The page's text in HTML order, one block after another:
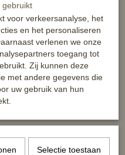
gebruikt
voor verkeersanalyse, het
en het personaliseren
verlenen we onze
toegang tot
Zij kunnen deze
met andere gegevens die
uw gebruik van hun
Selectie toestaan